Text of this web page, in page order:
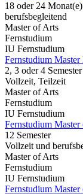
18 oder 24 Monat(e)
berufsbegleitend
Master of Arts
Fernstudium
IU Fernstudium
Fernstudium
2, 3 oder 4 Semester
Vollzeit, Teilzeit
Master of Arts
Fernstudium
IU Fernstudium
Fernstudium
12 Semester
Vollzeit und
Master of Arts
Fernstudium
IU Fernstudium
Fernstudium